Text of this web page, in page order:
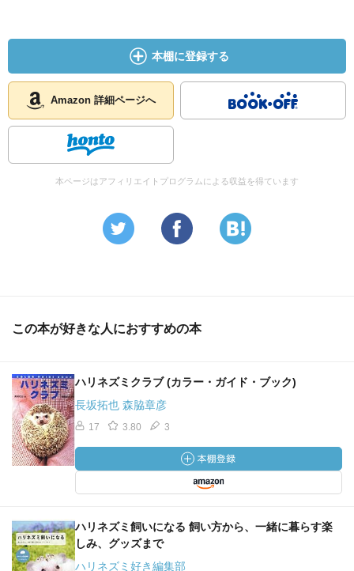
本棚に登録する
Amazon 詳細ページへ
本ページはアフィリエイトプログラムによる収益を得ています
この本が好きな人におすすめの本
ハリネズミクラブ (カラー・ガイド・ブック)
長坂拓也 森脇章彦
17 3.80 3
ハリネズミ飼いになる 飼い方から、一緒に暮らす楽
しみ、グッズまで
ハリネズミ好き編集部